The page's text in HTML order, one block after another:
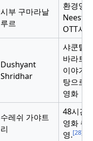
시부 구마라날
루르
환경영
OTT서
Dushyant
Shridhar
샤쿤탈
바라트
이야기
탕으로
영화
수레쉬 가야트
리
48시간
영화 촬
영.[28]